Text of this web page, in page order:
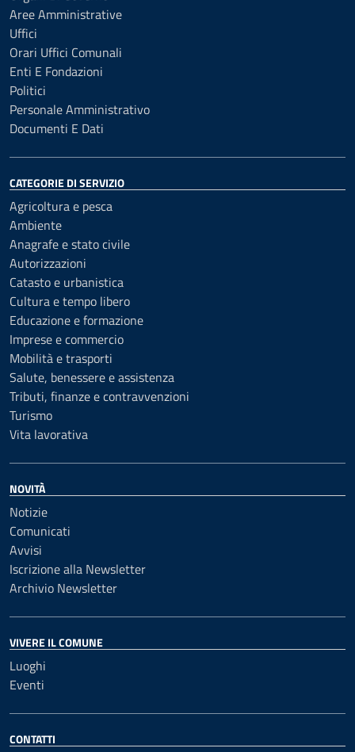
Aree Amministrative
Uffici
Orari Uffici Comunali
Enti E Fondazioni
Politici
Personale Amministrativo
Documenti E Dati
CATEGORIE DI SERVIZIO
Agricoltura e pesca
Ambiente
Anagrafe e stato civile
Autorizzazioni
Catasto e urbanistica
Cultura e tempo libero
Educazione e formazione
Imprese e commercio
Mobilità e trasporti
Salute, benessere e assistenza
Tributi, finanze e contravvenzioni
Turismo
Vita lavorativa
NOVITÀ
Notizie
Comunicati
Avvisi
Iscrizione alla Newsletter
Archivio Newsletter
VIVERE IL COMUNE
Luoghi
Eventi
CONTATTI